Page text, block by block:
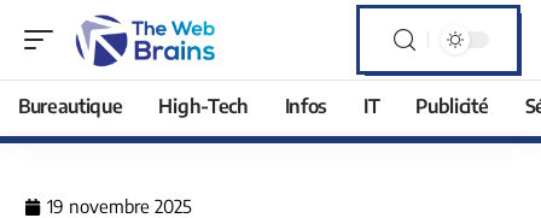
Bureautique High-Tech Infos IT Publicité
19 novembre 2025